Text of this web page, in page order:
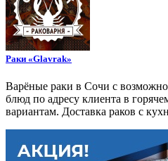
Раки «Glavrak»
Варёные раки в Сочи с
блюд по адресу клиента в
вариантам. Доставка раков с